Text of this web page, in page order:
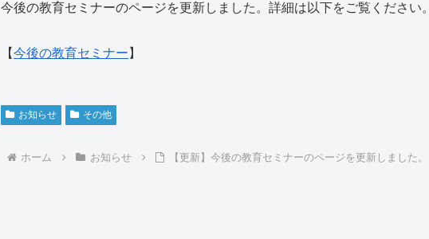
今後の教育セミナーのページを更新しました。詳細は以下をご覧ください。
【今後の教育セミナー 】
お知らせ その他
ホーム お知らせ 【更新】今後の教育セミナーのページを更新しました。